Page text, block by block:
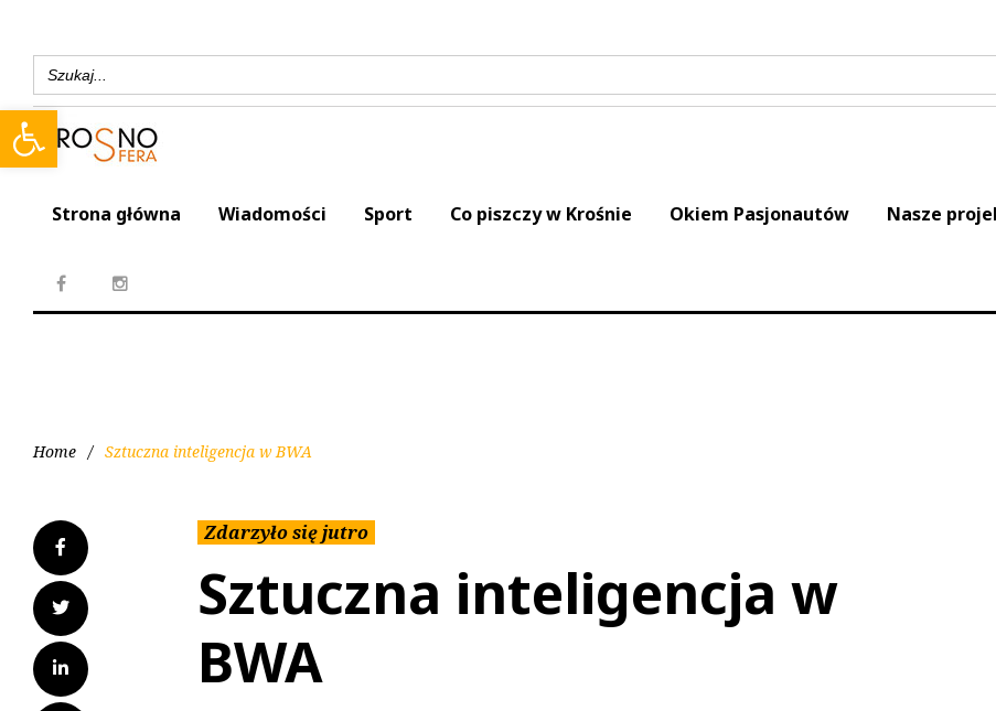
Open toolbar
Search
for:
Strona główna Wiadomości Sport Co piszczy w Krośnie Okiem Pasjonautów Nasze
Home / Sztuczna inteligencja w BWA
Zdarzyło się jutro
Sztuczna inteligencja w
BWA